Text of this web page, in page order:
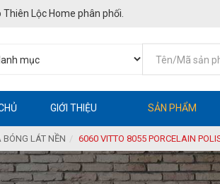
Lộc Home phân phối.
GIỚI THIỆU SẢN PHẨM
LÁT NỀN 6060 VITTO 8055 PORCELAIN